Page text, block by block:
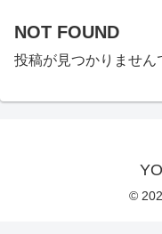
NOT FOUND
投稿が見つかりません
©